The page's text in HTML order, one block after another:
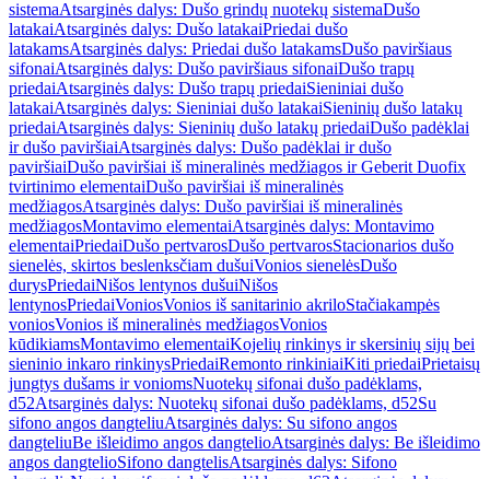
sistemaAtsarginės dalys: Dušo grindų nuotekų sistemaDušo
latakaiAtsarginės dalys: Dušo latakaiPriedai dušo
latakamsAtsarginės dalys: Priedai dušo latakamsDušo paviršiaus
sifonaiAtsarginės dalys: Dušo paviršiaus sifonaiDušo trapų
priedaiAtsarginės dalys: Dušo trapų priedaiSieniniai dušo
latakaiAtsarginės dalys: Sieniniai dušo latakaiSieninių dušo latakų
priedaiAtsarginės dalys: Sieninių dušo latakų priedaiDušo padėklai
ir dušo paviršiaiAtsarginės dalys: Dušo padėklai ir dušo
paviršiaiDušo paviršiai iš mineralinės medžiagos ir Geberit Duofix
tvirtinimo elementaiDušo paviršiai iš mineralinės
medžiagosAtsarginės dalys: Dušo paviršiai iš mineralinės
medžiagosMontavimo elementaiAtsarginės dalys: Montavimo
elementaiPriedaiDušo pertvarosDušo pertvarosStacionarios dušo
sienelės, skirtos beslenksčiam dušuiVonios sienelėsDušo
durysPriedaiNišos lentynos dušuiNišos
lentynosPriedaiVoniosVonios iš sanitarinio akriloStačiakampės
voniosVonios iš mineralinės medžiagosVonios
kūdikiamsMontavimo elementaiKojelių rinkinys ir skersinių sijų bei
sieninio inkaro rinkinysPriedaiRemonto rinkiniaiKiti priedaiPrietaisų
jungtys dušams ir voniomsNuotekų sifonai dušo padėklams,
d52Atsarginės dalys: Nuotekų sifonai dušo padėklams, d52Su
sifono angos dangteliuAtsarginės dalys: Su sifono angos
dangteliuBe išleidimo angos dangtelioAtsarginės dalys: Be išleidimo
angos dangtelioSifono dangtelisAtsarginės dalys: Sifono